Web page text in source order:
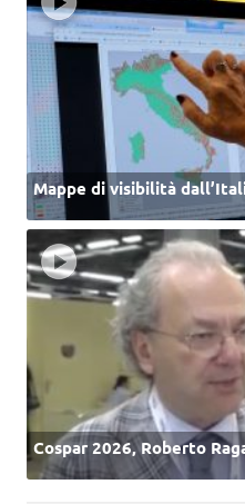
Mappe di visibilità
Cospar 2026, Roberto